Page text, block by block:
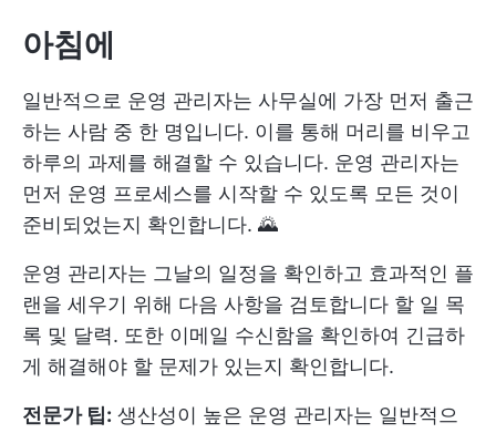
아침에
일반적으로 운영 관리자는 사무실에 가장 먼저 출근
하는 사람 중 한 명입니다. 이를 통해 머리를 비우고
하루의 과제를 해결할 수 있습니다. 운영 관리자는
먼저 운영 프로세스를 시작할 수 있도록 모든 것이
준비되었는지 확인합니다. 🌄
운영 관리자는 그날의 일정을 확인하고 효과적인 플
랜을 세우기 위해 다음 사항을 검토합니다 할 일 목
록 및 달력. 또한 이메일 수신함을 확인하여 긴급하
게 해결해야 할 문제가 있는지 확인합니다.
전문가 팁: 생산성이 높은 운영 관리자는 일반적으